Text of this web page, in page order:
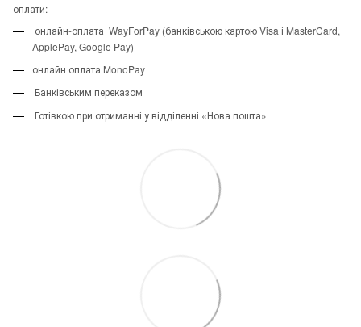
оплати:
онлайн-оплата WayForPay (банківською картою Visa і MasterCard,
ApplePay, Google Pay)
онлайн оплата MonoPay
Банківським переказом
Готівкою при отриманні у відділенні «Нова пошта»